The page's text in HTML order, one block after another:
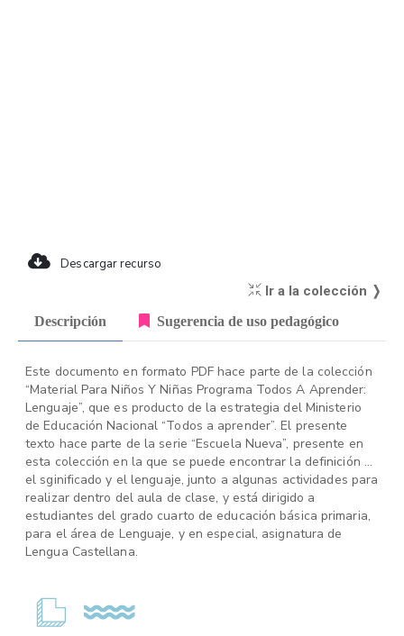
Descargar recurso
Ir a la colección ❭
Descripción Sugerencia de uso pedagógico
Este documento en formato PDF hace parte de la colección
“Material Para Niños Y Niñas Programa Todos A Aprender:
Lenguaje”, que es producto de la estrategia del Ministerio
de Educación Nacional “Todos a aprender”. El presente
texto hace parte de la serie “Escuela Nueva”, presente en
esta colección en la que se puede encontrar la definición de
el sginificado y el lenguaje, junto a algunas actividades para
realizar dentro del aula de clase, y está dirigido a
estudiantes del grado cuarto de educación básica primaria,
para el área de Lenguaje, y en especial, asignatura de
Lengua Castellana.